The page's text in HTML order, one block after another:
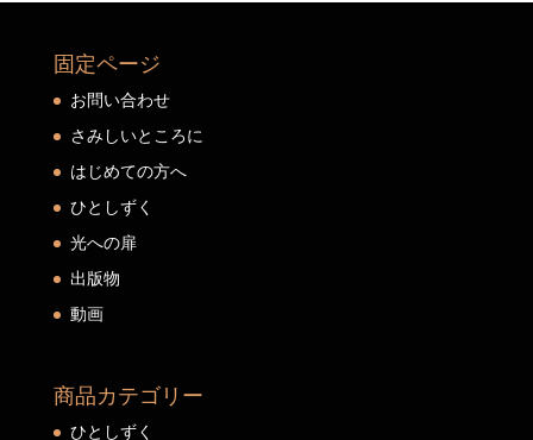
固定ページ
お問い合わせ
さみしいところに
はじめての方へ
ひとしずく
光への扉
出版物
動画
商品カテゴリー
ひとしずく